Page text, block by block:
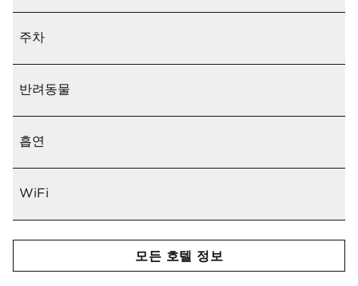
주차
반려동물
흡연
WiFi
모든 호텔 정보